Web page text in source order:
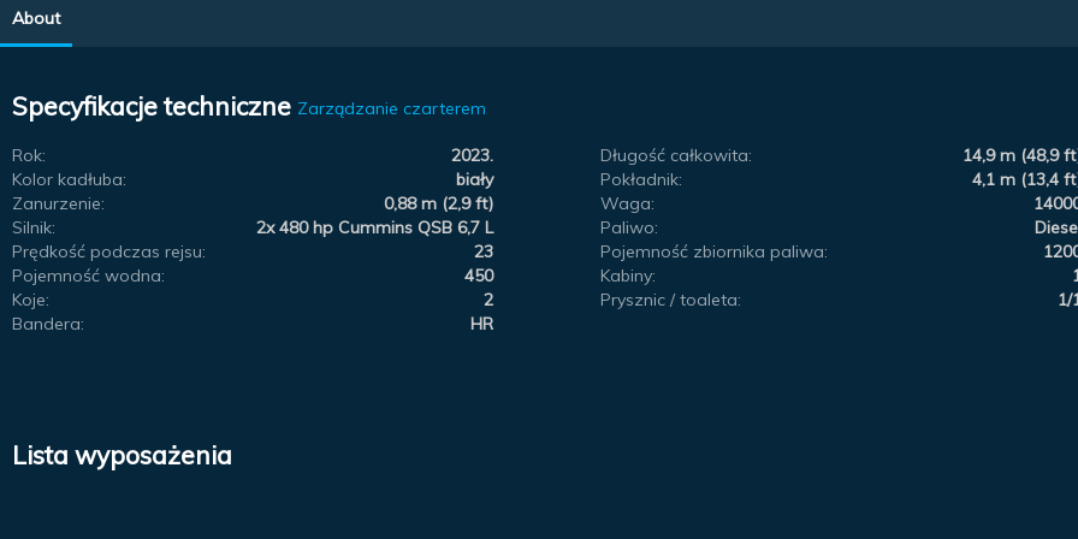
About
Specyfikacje techniczne Zarządzanie czarterem
Rok: 2023. Długość całkowita:
14,9 m (48,9
Kolor kadłuba:
biały Pokładnik:
4,1 m (13,4
Zanurzenie:
0,88 m (2,9 ft) Waga:
Silnik:
2x 480 hp Cummins QSB 6,7 L Paliwo:
Prędkość podczas rejsu:
23 Pojemność zbiornika paliwa:
Pojemność wodna:
450 Kabiny:
Koje:
2 Prysznic / toaleta:
1/
Bandera:
HR
Lista wyposażenia